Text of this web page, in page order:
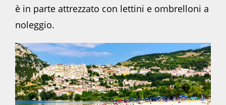
è in parte attrezzato con lettini e ombrelloni a
noleggio.